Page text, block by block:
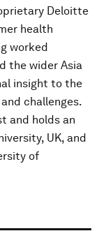
Deloitte
health
worked
the wider Asia
insight to the
challenges.
and holds an
UK, and
of